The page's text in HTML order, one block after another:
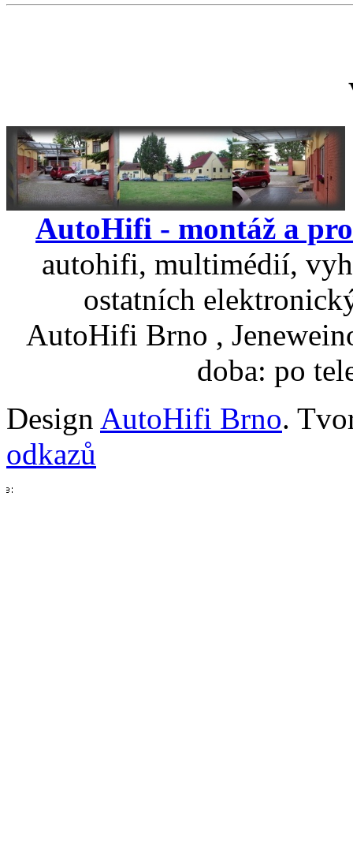
AutoHifi - montáž a
autohifi, multimédií,
ostatních
AutoHifi Brno ,
doba: po
Design AutoHifi Brno.
odkazů